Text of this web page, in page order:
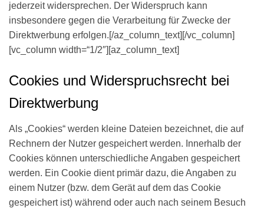
jederzeit widersprechen. Der Widerspruch kann
insbesondere gegen die Verarbeitung für Zwecke der
Direktwerbung erfolgen.[/az_column_text][/vc_column]
[vc_column width=“1/2″][az_column_text]
Cookies und Widerspruchsrecht bei
Direktwerbung
Als „Cookies“ werden kleine Dateien bezeichnet, die auf
Rechnern der Nutzer gespeichert werden. Innerhalb der
Cookies können unterschiedliche Angaben gespeichert
werden. Ein Cookie dient primär dazu, die Angaben zu
einem Nutzer (bzw. dem Gerät auf dem das Cookie
gespeichert ist) während oder auch nach seinem Besuch